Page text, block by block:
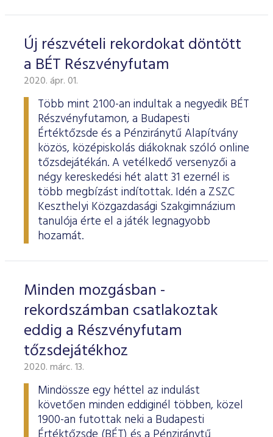
Új részvételi rekordokat döntött
a BÉT Részvényfutam
2020. ápr. 01.
Több mint 2100-an indultak a negyedik BÉT
Részvényfutamon, a Budapesti
Értéktőzsde és a Pénziránytű Alapítvány
közös, középiskolás diákoknak szóló online
tőzsdejátékán. A vetélkedő versenyzői a
négy kereskedési hét alatt 31 ezernél is
több megbízást indítottak. Idén a ZSZC
Keszthelyi Közgazdasági Szakgimnázium
tanulója érte el a játék legnagyobb
hozamát.
Minden mozgásban -
rekordszámban csatlakoztak
eddig a Részvényfutam
tőzsdejátékhoz
2020. márc. 13.
Mindössze egy héttel az indulást
követően minden eddiginél többen, közel
1900-an futottak neki a Budapesti